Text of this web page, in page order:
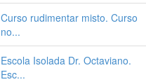
Curso rudimentar misto. Curso
no...
Escola Isolada Dr. Octaviano.
Esc...